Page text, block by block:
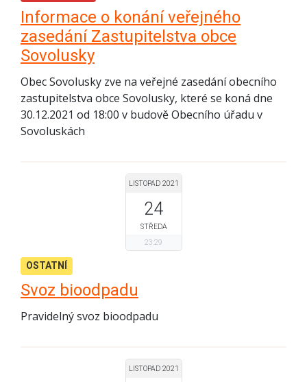
Informace o konání veřejného
zasedání Zastupitelstva obce
Sovolusky
Obec Sovolusky zve na veřejné zasedání obecního
zastupitelstva obce Sovolusky, které se koná dne
30.12.2021 od 18:00 v budově Obecního úřadu v
Sovoluskách
LISTOPAD 2021
24
STŘEDA
23:29
OSTATNÍ
Svoz bioodpadu
Pravidelný svoz bioodpadu
LISTOPAD 2021